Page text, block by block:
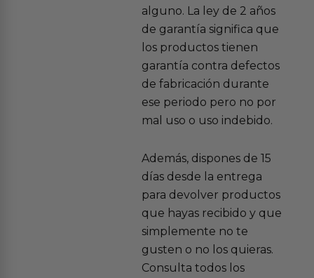
alguno. La ley de 2 años
de garantía significa que
los productos tienen
garantía contra defectos
de fabricación durante
ese periodo pero no por
mal uso o uso indebido.
Además, dispones de 15
días desde la entrega
para devolver productos
que hayas recibido y que
simplemente no te
gusten o no los quieras.
Consulta todos los